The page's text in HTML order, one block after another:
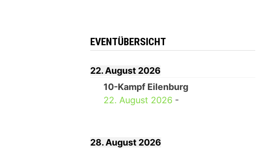
EVENTÜBERSICHT
22. August 2026
10-Kampf Eilenburg
22. August 2026 -
28. August 2026